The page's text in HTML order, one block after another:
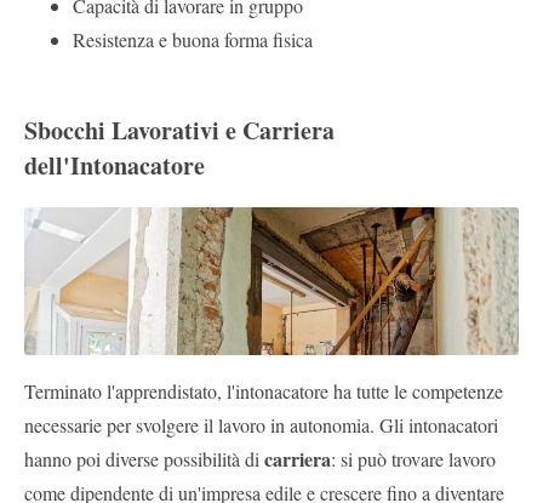
Resistenza e buona forma fisica
Sbocchi Lavorativi e Carriera
dell'Intonacatore
Terminato l'apprendistato, l'intonacatore ha tutte le competenze
necessarie per svolgere il lavoro in autonomia. Gli intonacatori
hanno poi diverse possibilità di carriera: si può trovare lavoro
come dipendente di un'impresa edile e crescere fino a diventare